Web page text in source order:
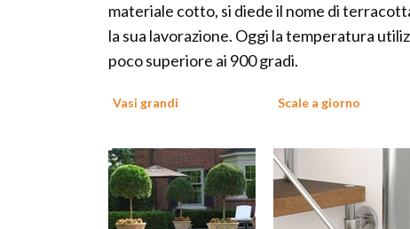
materiale cotto, si diede il nome di
la sua lavorazione. Oggi la temperatura
poco superiore ai 900 gradi.
Vasi grandi Scale a giorno